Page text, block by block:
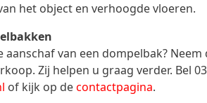
het object en verhoogde vloeren.
aanschaf van een dompelbak?
Zij helpen u graag verder. Bel
of kijk op decontactpagina.